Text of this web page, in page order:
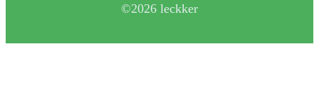
©2026 leckker